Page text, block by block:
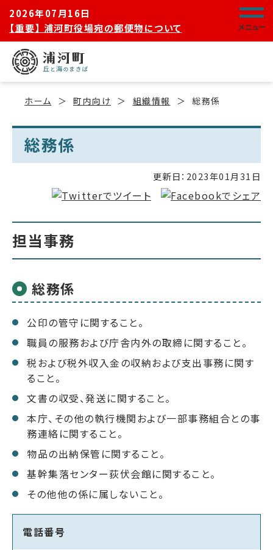
2026年07月16日
【重要】 浦河町役場宛の郵便物について
メニュー
ホーム 町内向け 組織情報 総務係
総務係
更新日： 2023年01月31日
担当事務
総務係
公印の管守に関すること。
職員の服務および庁舎内外の取締に関すること。
税および税外収入金の収納および支出事務に関す
ること。
文書の収受、発送に関すること。
本庁、その他の執行機関および一部事務組合との事
務連絡に関すること。
物品の出納保管に関すること。
基幹集落センター荻伏会館に関すること。
その他他の係に属しないこと。
電話番号